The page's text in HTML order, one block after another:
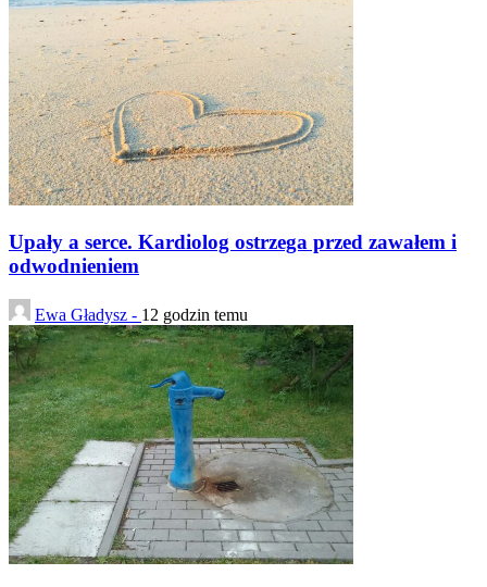
Upały a serce. Kardiolog ostrzega przed zawałem i
odwodnieniem
Ewa Gładysz - 12 godzin temu